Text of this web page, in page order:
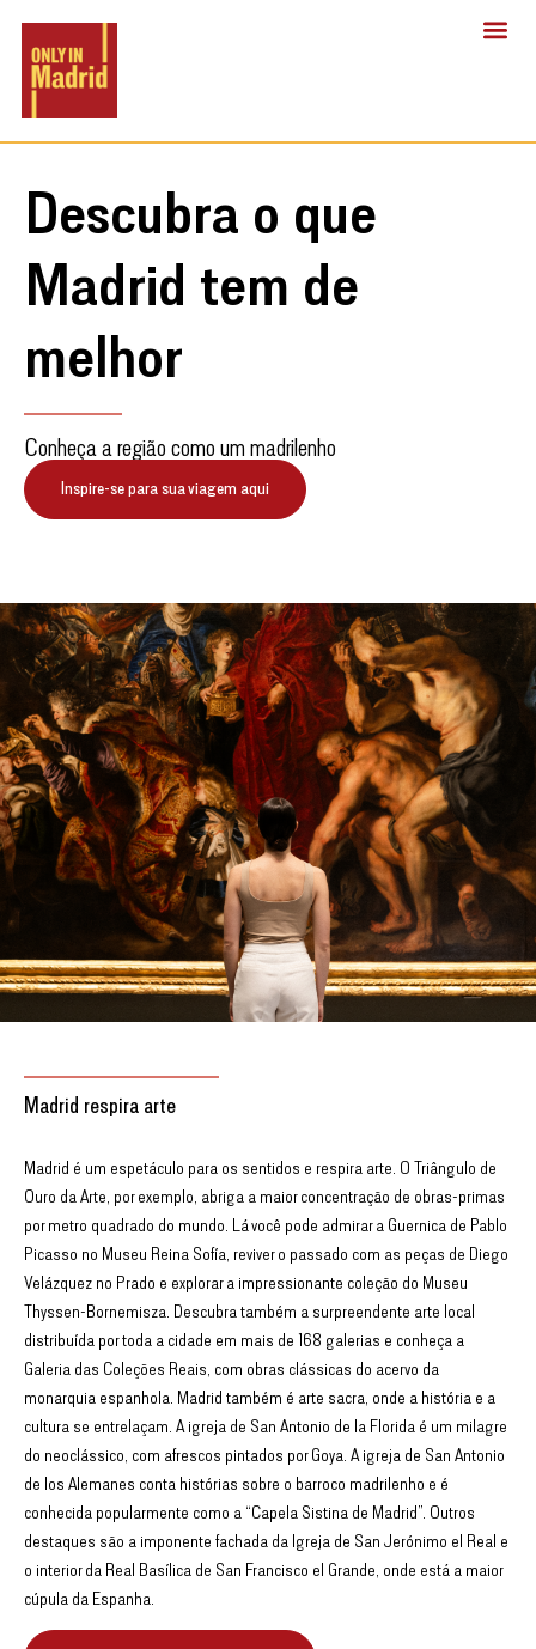
Descubra o que
Madrid tem de
melhor
Conheça a região como um madrilenho
Inspire-se para sua viagem aqui
Madrid respira arte
Madrid é um espetáculo para os sentidos e respira arte. O Triângulo de
Ouro da Arte, por exemplo, abriga a maior concentração de obras-primas
por metro quadrado do mundo. Lá você pode admirar a Guernica de Pablo
Picasso no Museu Reina Sofía, reviver o passado com as peças de Diego
Velázquez no Prado e explorar a impressionante coleção do Museu
Thyssen-Bornemisza. Descubra também a surpreendente arte local
distribuída por toda a cidade em mais de 168 galerias e conheça a
Galeria das Coleções Reais, com obras clássicas do acervo da
monarquia espanhola. Madrid também é arte sacra, onde a história e a
cultura se entrelaçam. A igreja de San Antonio de la Florida é um milagre
do neoclássico, com afrescos pintados por Goya. A igreja de San Antonio
de los Alemanes conta histórias sobre o barroco madrilenho e é
conhecida popularmente como a “Capela Sistina de Madrid”. Outros
destaques são a imponente fachada da Igreja de San Jerónimo el Real e
o interior da Real Basílica de San Francisco el Grande, onde está a maior
cúpula da Espanha.